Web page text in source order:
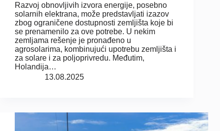
Razvoj obnovljivih izvora energije, posebno
solarnih elektrana, može predstavljati izazov
zbog ograničene dostupnosti zemljišta koje bi
se prenamenilo za ove potrebe. U nekim
zemljama rešenje je pronađeno u
agrosolarima, kombinujući upotrebu zemljišta i
za solare i za poljoprivredu. Međutim,
Holandija…
13.08.2025